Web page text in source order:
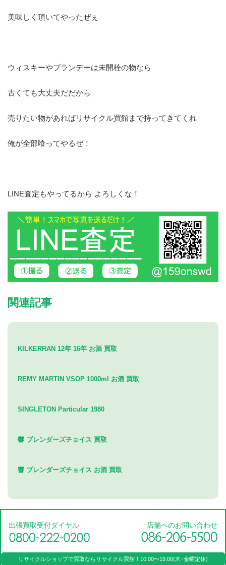
美味しく頂いてやったぜぇ
ウィスキーやブランデーは未開栓の物なら
古くても大丈夫だだから
売りたい物があればリサイクル買館まで持ってきてくれ
俺が全部喰ってやるぜ！
LINE査定もやってるから よろしくな！
関連記事
KILKERRAN 12年 16年 お酒 買取
REMY MARTIN VSOP 1000ml お酒 買取
SINGLETON Particular 1980
響 ブレンダーズチョイス 買取
響 ブレンダーズチョイス お酒 買取
出張買取受付ダイヤル 店舗へのお問い合わせ
リサイクルショップで買取なら リサイクル買館！ 10:00〜19:00(木･金曜定休)